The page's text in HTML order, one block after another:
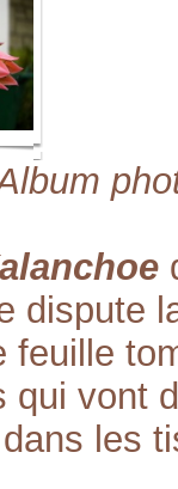
dispute
feuille
qui vont
les